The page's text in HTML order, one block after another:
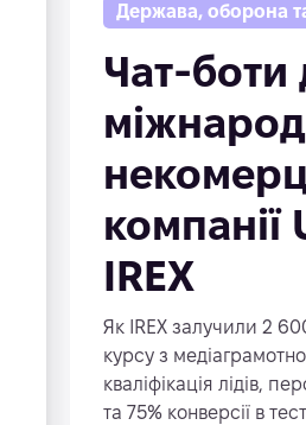
Держава, оборона
Чат-боти
компанії
IREX
Як IREX залучили 2
курсу з
кваліфікація лідів,
та 75% конверсії в